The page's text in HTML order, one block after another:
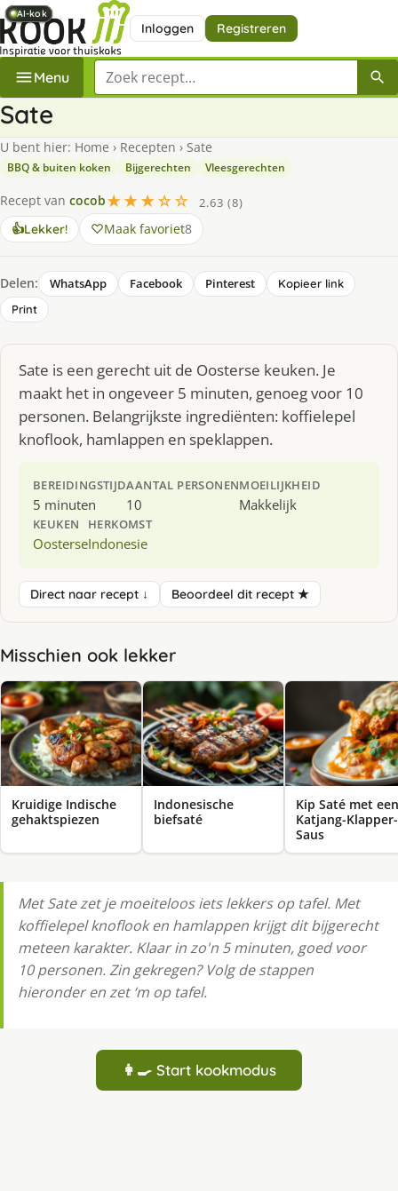
Inloggen Registreren
Menu Zoek een recept
Sate
U bent hier: Home › Recepten › Sate
BBQ & buiten koken Bijgerechten Vleesgerechten
Recept van cocob★★★☆☆
2.63 (8)
👍Lekker! Maak favoriet8
Delen: WhatsApp Facebook Pinterest
Kopieer link
Print
Sate is een gerecht uit de Oosterse keuken. Je
maakt het in ongeveer 5 minuten, genoeg voor 10
personen. Belangrijkste ingrediënten: koffielepel
knoflook, hamlappen en speklappen.
BEREIDINGSTIJD
5 minuten
AANTAL PERSONEN
10
MOEILIJKHEID
Makkelijk
KEUKEN
Oosterse
HERKOMST
Indonesie
Direct naar recept ↓ Beoordeel dit recept ★
Misschien ook lekker
AI-kok
Kruidige Indische
gehaktspiezen
AI-kok
Indonesische
biefsaté
AI-kok
Kip Saté met een
Katjang-Klapper-
Saus
AI-kok
AI-kok
Met Sate zet je moeiteloos iets lekkers op tafel. Met
koffielepel knoflook en hamlappen krijgt dit bijgerecht
meteen karakter. Klaar in zo'n 5 minuten, goed voor
10 personen. Zin gekregen? Volg de stappen
hieronder en zet ‘m op tafel.
👩‍🍳 Start kookmodus